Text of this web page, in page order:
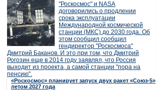
"Роскосмос" и NASA
договорились о продлении
срока эксплуатации
Международной космической
станции (МКС) до 2030 года. Об
этом сообщил сообщил
гендиректор "Роскосмоса"
Дмитрий Баканов. И это при том, что Дмитрий
Рогозин еще в 2014 году заявлял, что Россия
выходит из проекта, а самой станции "пора на
пенсию".
«Роскосмос» планирует запуск двух ракет «Союз-5»
летом 2027 года